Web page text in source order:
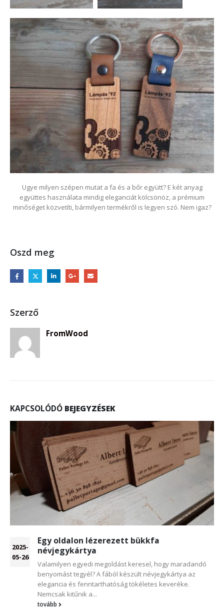
Ugye milyen szépen mutat a fa és a bőr együtt? E két anyag
együttes használata mindig eleganciát kölcsönöz, a prémium
minőséget közvetíti, bármilyen termékről is legyen szó. Nem igaz?
Oszd meg
Szerző
FromWood
KAPCSOLÓDÓ BEJEGYZÉSEK
2025-
05-26
Egy oldalon lézerezett bükkfa
névjegykártya
Valamilyen egyedi megoldást keresel, hogy maradandó
benyomást tegyél? A fából készült névjegykártya az
elegancia és fenntarthatóság tökéletes keveréke.
Nemcsak kitűnik a...
tovább